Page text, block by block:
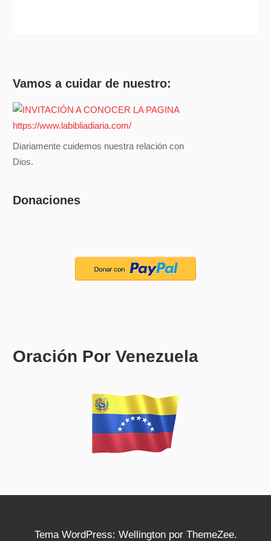
Vamos a cuidar de nuestro:
Diariamente cuidemos nuestra relación con
Dios.
Donaciones
Oración Por Venezuela
Tema WordPress: Wellington por ThemeZee.